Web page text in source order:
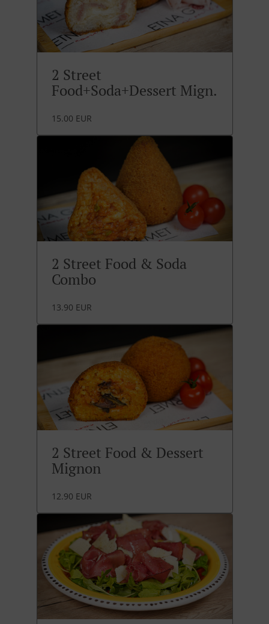
2 Street
Food+Soda+Dessert Mign.
15.00 EUR
2 Street Food & Soda
Combo
13.90 EUR
2 Street Food & Dessert
Mignon
12.90 EUR